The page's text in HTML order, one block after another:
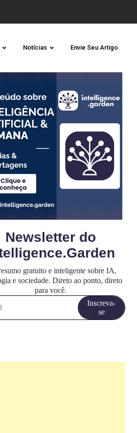
Notícias Envie Seu Artigo